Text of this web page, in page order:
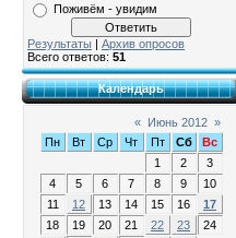
Поживём - увидим
Результаты
Архив опросов
Всего ответов: 51
Календарь
« Июнь 2012 »
Пн
Вт Ср Чт Пт Сб
Вс
1
2
3
4
5 6 7 8 9
10
11
12 13 14 15 16
17
18
19 20 21 22 23
24